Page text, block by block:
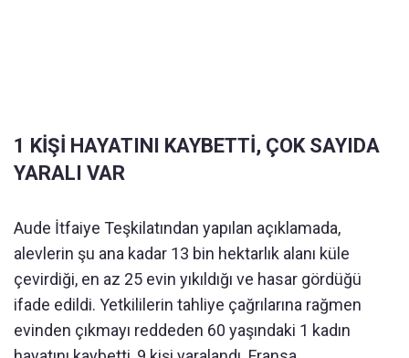
1 KİŞİ HAYATINI KAYBETTİ, ÇOK SAYIDA
YARALI VAR
Aude İtfaiye Teşkilatından yapılan açıklamada,
alevlerin şu ana kadar 13 bin hektarlık alanı küle
çevirdiği, en az 25 evin yıkıldığı ve hasar gördüğü
ifade edildi. Yetkililerin tahliye çağrılarına rağmen
evinden çıkmayı reddeden 60 yaşındaki 1 kadın